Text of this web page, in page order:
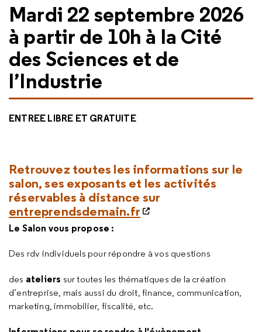
Mardi 22 septembre 2026
à partir de 10h à la Cité
des Sciences et de
l’Industrie
ENTREE LIBRE ET GRATUITE
Retrouvez toutes les informations sur le
salon, ses exposants et les activités
réservables à distance sur
entreprendsdemain.fr
Le Salon vous propose :
Des rdv individuels pour répondre à vos questions
des ateliers sur toutes les thématiques de la création
d’entreprise, mais aussi du droit, finance, communication,
marketing, immobilier, fiscalité, etc.